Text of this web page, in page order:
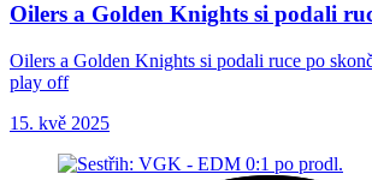
Oilers a Golden Knights si podali
Oilers a Golden Knights si podali ruce po
play off
15. kvě 2025